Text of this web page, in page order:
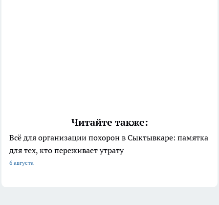
Читайте также:
Всё для организации похорон в Сыктывкаре: памятка
для тех, кто переживает утрату
6 августа